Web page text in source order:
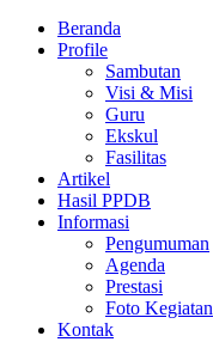
Beranda
Profile
Sambutan
Visi & Misi
Guru
Ekskul
Fasilitas
Artikel
Hasil PPDB
Informasi
Pengumuman
Agenda
Prestasi
Foto Kegiatan
Kontak